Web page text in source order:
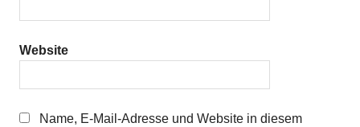
Website
Name, E-Mail-Adresse und Website in diesem